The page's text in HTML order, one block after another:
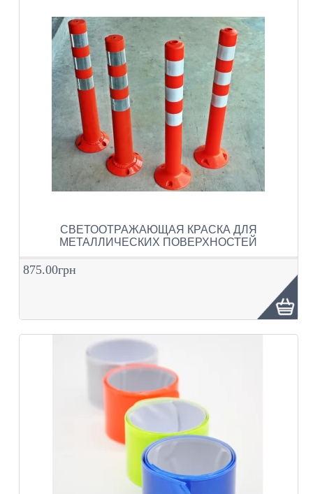
СВЕТООТРАЖАЮЩАЯ КРАСКА ДЛЯ
МЕТАЛЛИЧЕСКИХ ПОВЕРХНОСТЕЙ
875.00грн